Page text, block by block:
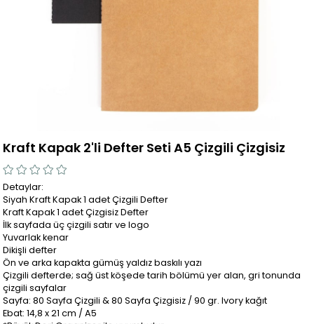
Kraft Kapak 2'li Defter Seti A5 Çizgili Çizgisiz
Detaylar:
Siyah Kraft Kapak 1 adet Çizgili Defter
Kraft Kapak 1 adet Çizgisiz Defter
İlk sayfada üç çizgili satır ve logo
Yuvarlak kenar
Dikişli defter
Ön ve arka kapakta gümüş yaldız baskılı yazı
Çizgili defterde; sağ üst köşede tarih bölümü yer alan, gri tonunda
çizgili sayfalar
Sayfa: 80 Sayfa Çizgili & 80 Sayfa Çizgisiz / 90 gr. Ivory kağıt
Ebat: 14,8 x 21 cm / A5